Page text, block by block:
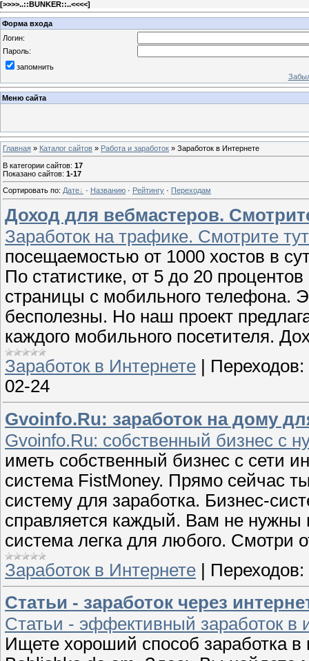
[>>>>..::BUNKER::..<<<<]
Форма входа
Логин:
Пароль:
запомнить
Меню сайта
Главная » Каталог сайтов » Работа и заработок » Заработок в Интернете
В категории сайтов: 17
Показано сайтов: 1-17
Сортировать по: Дате · Названию · Рейтингу · Переходам
Доход для вебмастеров.
Заработок на трафике. Смотрите
посещаемостью от 1000 хостов в
По статистике, от 5 до 20
страницы с мобильного телефона.
бесполезны. Но наш проект
каждого мобильного посетителя.
Заработок в Интернете
Переходов:
02-24
Gvoinfo.Ru: заработок на дому
Gvoinfo.Ru: собственный бизнес с
иметь собственный бизнес с сети
система FistMoney. Прямо сейчас
систему для заработка. Бизнес-
справляется каждый. Вам не
система легка для любого. Смотри
Заработок в Интернете | Переходов:
Статьи - заработок через
Статьи - эффективный заработок в
Ищете хороший способ заработка в